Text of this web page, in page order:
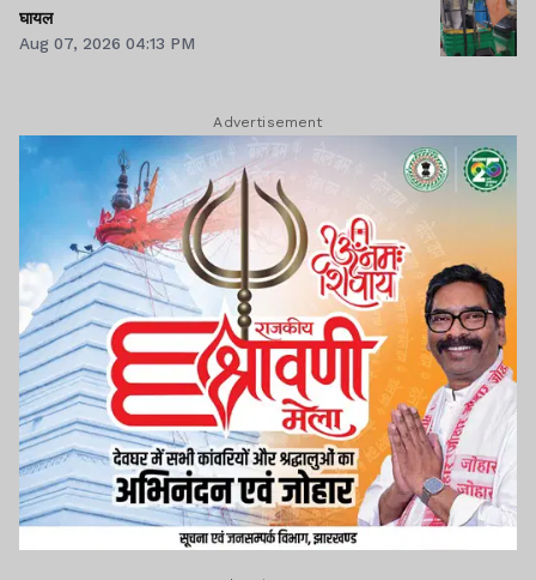
घायल
Aug 07, 2026 04:13 PM
Advertisement